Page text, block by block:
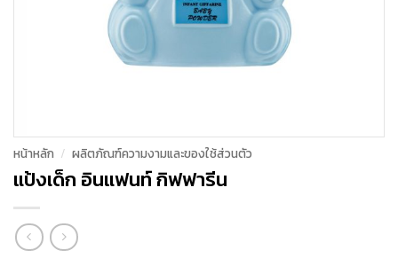
หน้าหลัก / ผลิตภัณฑ์ความงามและของใช้ส่วนตัว
แป้งเด็ก อินแฟนท์ กิฟฟารีน